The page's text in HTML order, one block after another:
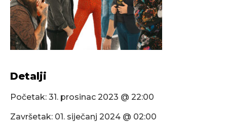
Detalji
Početak: 31. prosinac 2023 @ 22:00
Završetak: 01. siječanj 2024 @ 02:00